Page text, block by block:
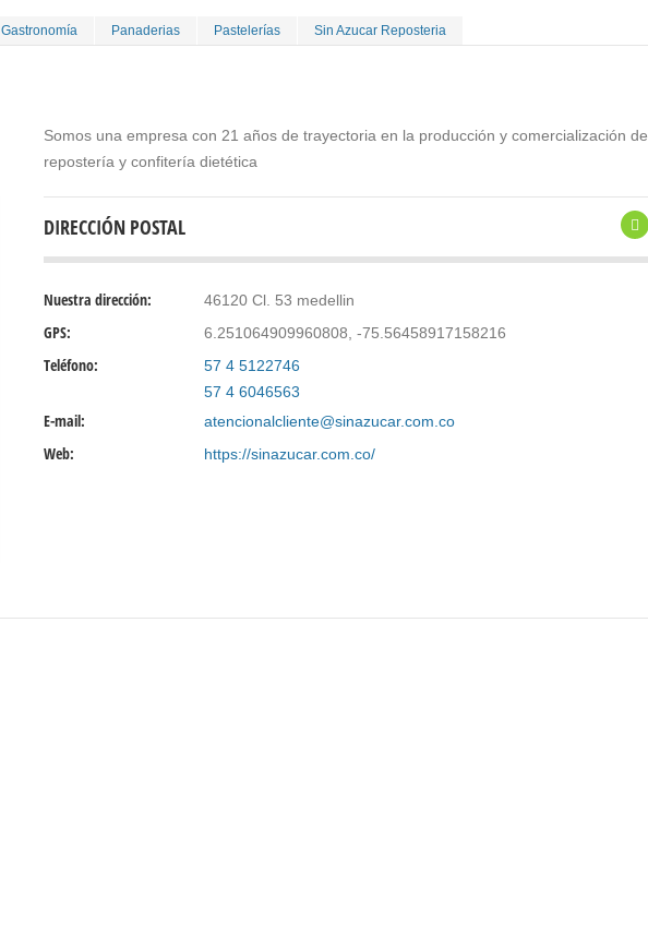
Gastronomía Panaderias Pastelerías Sin Azucar Reposteria
Somos una empresa con 21 años de trayectoria en la producción y comercialización de
repostería y confitería dietética
DIRECCIÓN POSTAL
Nuestra dirección: 46120 Cl. 53 medellin
GPS: 6.251064909960808, -75.56458917158216
Teléfono:
57 4 5122746
57 4 6046563
E-mail: atencionalcliente@sinazucar.com.co
Web: https://sinazucar.com.co/